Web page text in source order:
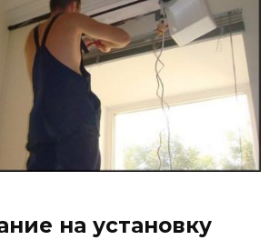
на установку